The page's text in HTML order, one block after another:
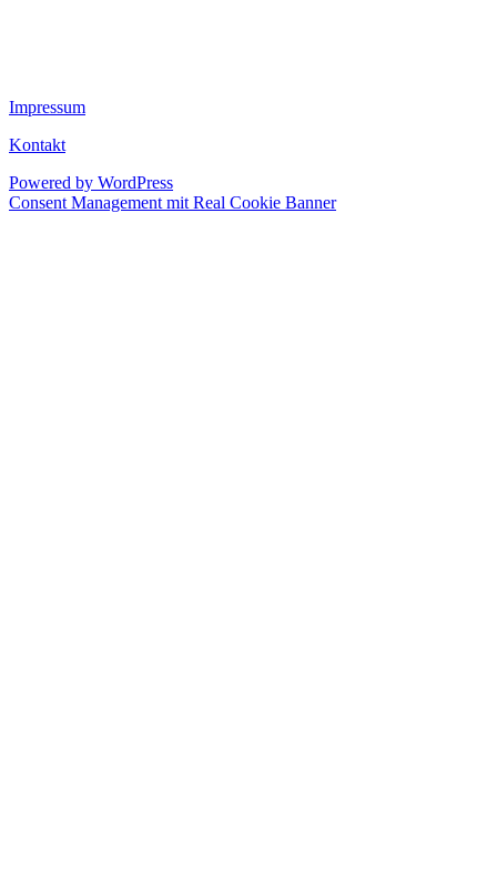
Impressum
Kontakt
Powered by WordPress
Consent Management mit Real Cookie Banner